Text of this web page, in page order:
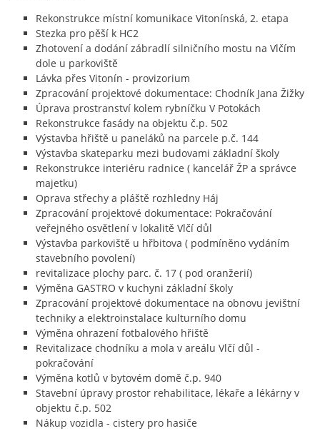
Rekonstrukce místní komunikace Vitonínská, 2. etapa
Stezka pro pěší k HC2
Zhotovení a dodání zábradlí silničního mostu na Vlčím
dole u parkoviště
Lávka přes Vitonín - provizorium
Zpracování projektové dokumentace: Chodník Jana Žižky
Úprava prostranství kolem rybníčku V Potokách
Rekonstrukce fasády na objektu č.p. 502
Výstavba hřiště u paneláků na parcele p.č. 144
Výstavba skateparku mezi budovami základní školy
Rekonstrukce interiéru radnice ( kancelář ŽP a správce
majetku)
Oprava střechy a pláště rozhledny Háj
Zpracování projektové dokumentace: Pokračování
veřejného osvětlení v lokalitě Vlčí důl
Výstavba parkoviště u hřbitova ( podmíněno vydáním
stavebního povolení)
revitalizace plochy parc. č. 17 ( pod oranžerií)
Výměna GASTRO v kuchyni základní školy
Zpracování projektové dokumentace na obnovu jevištní
techniky a elektroinstalace kulturního domu
Výměna ohrazení fotbalového hřiště
Revitalizace chodníku a mola v areálu Vlčí důl -
pokračování
Výměna kotlů v bytovém domě č.p. 940
Stavební úpravy prostor rehabilitace, lékaře a lékárny v
objektu č.p. 502
Nákup vozidla - cistery pro hasiče